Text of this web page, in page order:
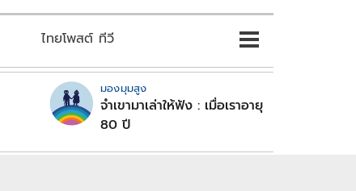
ไทยโพสต์ ทีวี
มองมุมสูง
จำเขามาเล่าให้ฟัง : เมื่อเราอายุ
80 ปี